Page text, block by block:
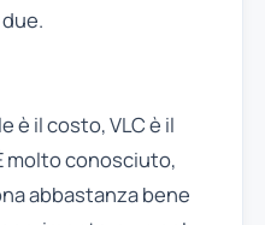
è il costo, VLC è il
molto conosciuto,
abbastanza bene